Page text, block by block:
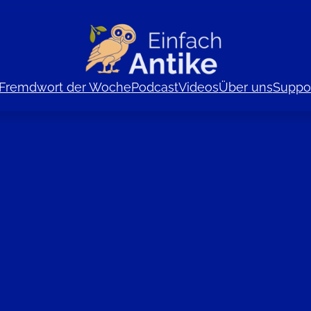
Fremdwort der WochePodcastVideosÜber uns